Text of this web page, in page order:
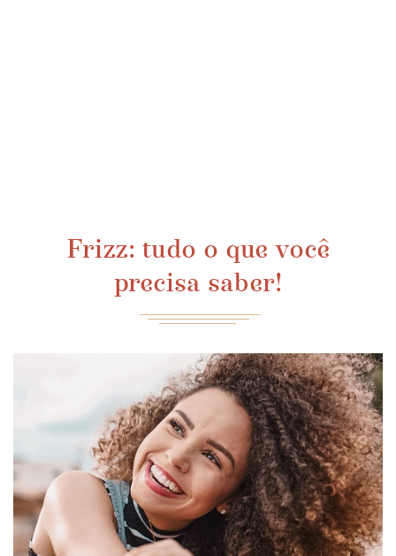
Frizz: tudo o que você
precisa saber!